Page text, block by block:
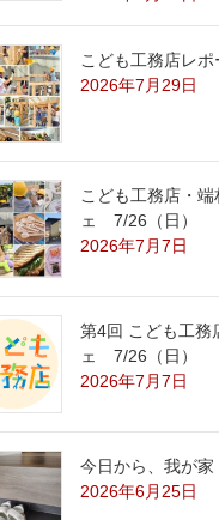
こども工務店レポ
2026年7月29日
こども工務店・
ェ 7/26（日）
2026年7月7日
第4回 こども工務
ェ 7/26（日）
2026年7月7日
今日から、我が家
2026年6月25日